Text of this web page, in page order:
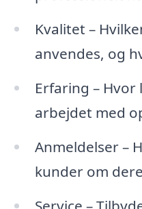
Kvalitet –
anvendes, og
Erfaring –
arbejdet med
Anmeldelser –
kunder om